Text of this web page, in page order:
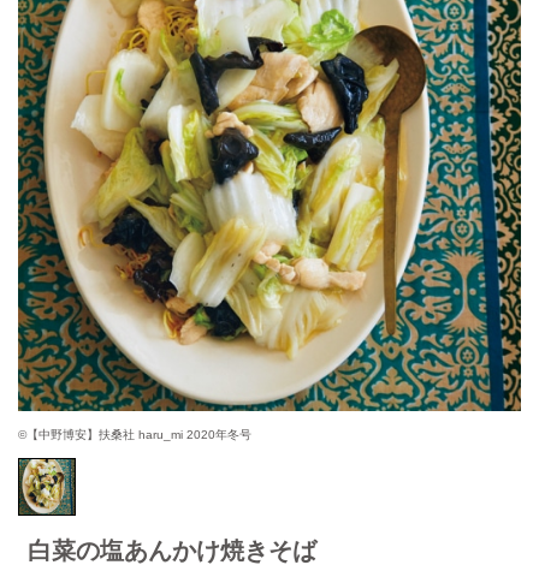
©【中野博安】扶桑社 haru_mi 2020年冬号
白菜の塩あんかけ焼きそば